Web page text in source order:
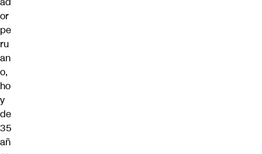
or
pe
ru
an
o,
ho
y
de
35
añ